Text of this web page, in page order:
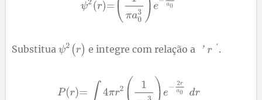
Substitua e integre com relação a .